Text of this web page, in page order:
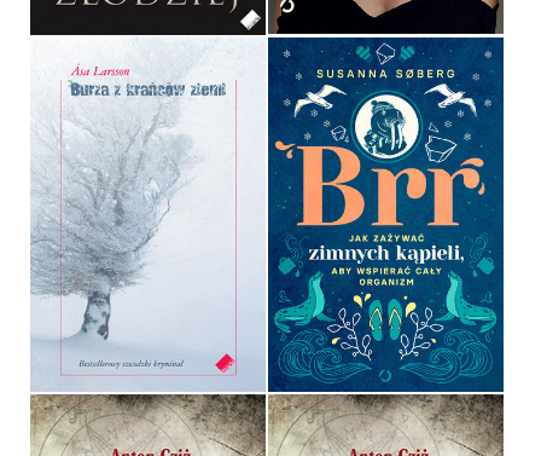
BURZA Z KRAŃCÓW ZIEMI
ÅSA LARSSON
OPRAWA MIĘKKA
34,00 ZŁ
BRR
SUSANNA SØBERG
OPRAWA MIĘKKA
44,99 ZŁ